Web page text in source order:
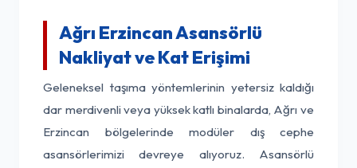
Ağrı Erzincan Asansörlü
Nakliyat ve Kat Erişimi
Geleneksel taşıma yöntemlerinin yetersiz kaldığı
dar merdivenli veya yüksek katlı binalarda, Ağrı ve
Erzincan bölgelerinde modüler dış cephe
asansörlerimizi devreye alıyoruz. Asansörlü